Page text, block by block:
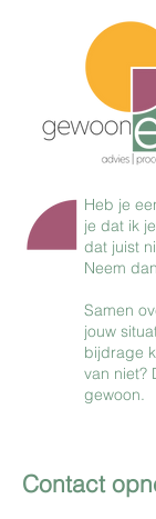
Heb je
je dat ik
dat juist
Neem
Samen
jouw
bijdrage
van niet?
gewoon.
Contact